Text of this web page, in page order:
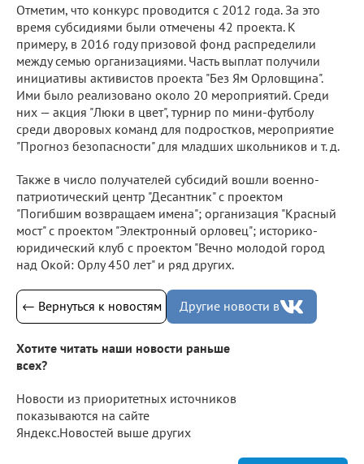
Отметим, что конкурс проводится с 2012 года. За это
время субсидиями были отмечены 42 проекта. К
примеру, в 2016 году призовой фонд распределили
между семью организациями. Часть выплат получили
инициативы активистов проекта "Без Ям Орловщина".
Ими было реализовано около 20 мероприятий. Среди
них — акция "Люки в цвет", турнир по мини-футболу
среди дворовых команд для подростков, мероприятие
"Прогноз безопасности" для младших школьников и т. д.
Также в число получателей субсидий вошли военно-
патриотический центр "Десантник" с проектом
"Погибшим возвращаем имена"; организация "Красный
мост" с проектом "Электронный орловец"; историко-
юридический клуб с проектом "Вечно молодой город
над Окой: Орлу 450 лет" и ряд других.
← Вернуться к новостям Другие новости в
Хотите читать наши новости раньше
всех?
Новости из приоритетных источников
показываются на сайте
Яндекс.Новостей выше других